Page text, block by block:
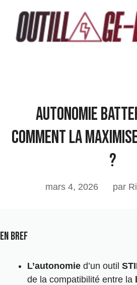
contenu
Autonomie
Comment la
?
mars 4, 2026 par
En bref
L’autonomie d’un outil
de la compatibilité entre la